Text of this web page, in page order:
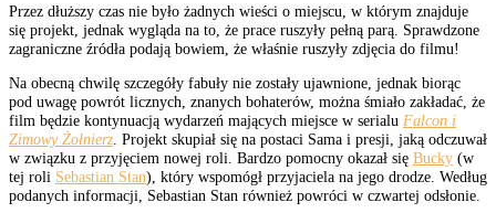
Przez dłuższy czas nie było żadnych wieści o miejscu, w którym znajduje
się projekt, jednak wygląda na to, że prace ruszyły pełną parą. Sprawdzone
zagraniczne źródła podają bowiem, że właśnie ruszyły zdjęcia do filmu!
Na obecną chwilę szczegóły fabuły nie zostały ujawnione, jednak biorąc
pod uwagę powrót licznych, znanych bohaterów, można śmiało zakładać, że
film będzie kontynuacją wydarzeń mających miejsce w serialu Falcon i
Zimowy Żołnierz. Projekt skupiał się na postaci Sama i presji, jaką odczuwał
w związku z przyjęciem nowej roli. Bardzo pomocny okazał się Bucky (w
tej roli Sebastian Stan), który wspomógł przyjaciela na jego drodze. Według
podanych informacji, Sebastian Stan również powróci w czwartej odsłonie.